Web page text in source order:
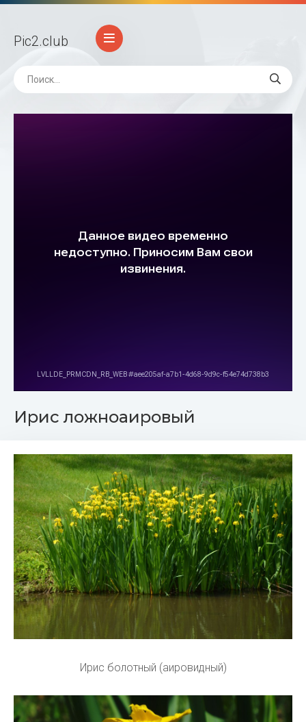
Pic2.club
Ирис ложноаировый
Ирис болотный (аировидный)